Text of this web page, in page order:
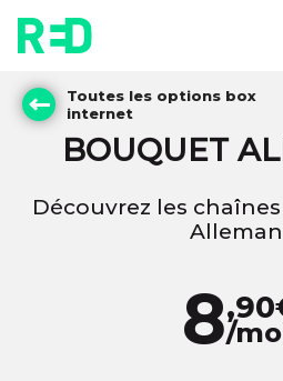
Toutes les options box
internet
BOUQUET
Découvrez les
8/